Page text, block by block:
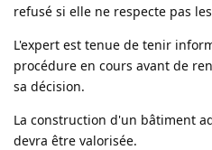
refusé si elle ne respecte pas
L'expert est tenue de tenir
procédure en cours avant de
sa décision.
La construction d'un bâtiment
devra être valorisée.